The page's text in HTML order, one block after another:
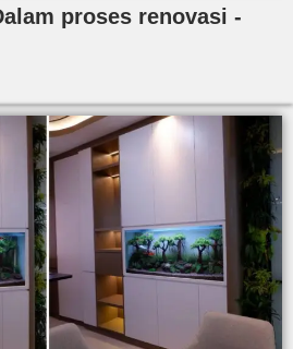
proses renovasi -